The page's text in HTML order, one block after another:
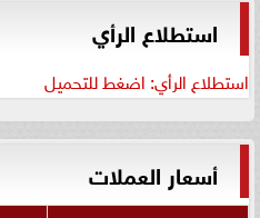
استطلاع الرأي
استطلاع الرأي: اضغط للتحميل
أسعار العملات